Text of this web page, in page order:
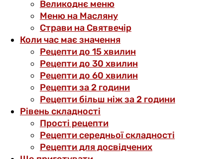
Великоднє меню
Меню на Масляну
Страви на Святвечір
Коли час має значення
Рецепти до 15 хвилин
Рецепти до 30 хвилин
Рецепти до 60 хвилин
Рецепти за 2 години
Рецепти більш ніж за 2 години
Рівень складності
Прості рецепти
Рецепти середньої складності
Рецепти для досвідчених